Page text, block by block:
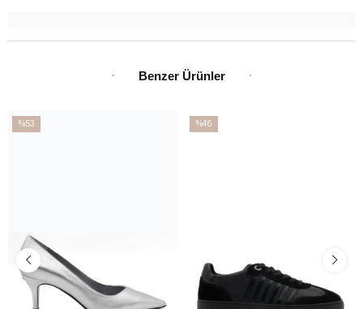
Benzer Ürünler
%53
%46